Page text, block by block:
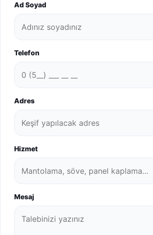
Ad Soyad
Telefon
Adres
Hizmet
Mesaj